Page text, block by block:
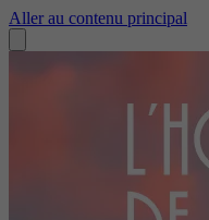
Aller au contenu principal